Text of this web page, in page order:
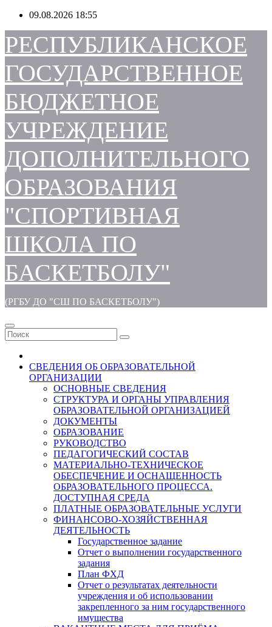
Перейти
содержимому
09.08.2026 18:55
РЕСПУБЛИКАНСКОЕ
ГОСУДАРСТВЕННОЕ
БЮДЖЕТНОЕ
УЧРЕЖДЕНИЕ
ДОПОЛНИТЕЛЬНОГО
ОБРАЗОВАНИЯ
"СПОРТИВНАЯ
ШКОЛА ПО
БАСКЕТБОЛУ"
(РГБУ ДО "СШ ПО БАСКЕТБОЛУ")
СВЕДЕНИЯ ОБ ОБРАЗОВАТЕЛЬНОЙ
ОРГАНИЗАЦИИ
ОСНОВНЫЕ СВЕДЕНИЯ
СТРУКТУРА И ОРГАНЫ УПРАВЛЕНИЯ
ОБРАЗОВАТЕЛЬНОЙ ОРГАНИЗАЦИЕЙ
ДОКУМЕНТЫ
ОБРАЗОВАНИЕ
РУКОВОДСТВО
ПЕДАГОГИЧЕСКИЙ СОСТАВ
МАТЕРИАЛЬНО-ТЕХНИЧЕСКОЕ
ОБЕСПЕЧЕНИЕ И ОСНАЩЕННОСТЬ
ОБРАЗОВАТЕЛЬНОГО ПРОЦЕССА.
ДОСТУПНАЯ СРЕДА
ПЛАТНЫЕ ОБРАЗОВАТЕЛЬНЫЕ УСЛУГИ
ФИНАНСОВО-ХОЗЯЙСТВЕННАЯ
ДЕЯТЕЛЬНОСТЬ
Государственное задание
Отчет о выполнении государственного
задания
План ФХД
Отчет о результатах деятельности
учреждения и об использовании
закрепленного за ним государственного
имущества